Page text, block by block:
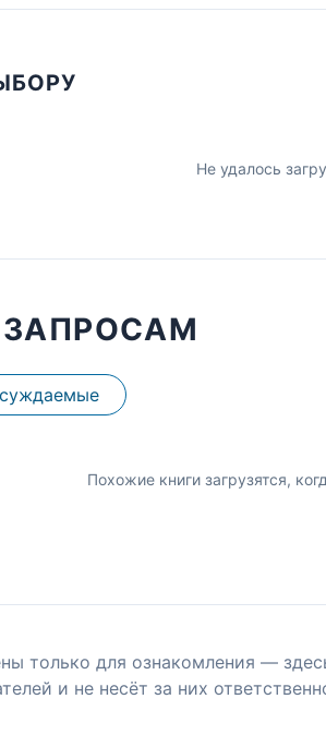
Не удалось
Похожие книги загрузятся,
только для ознакомления —
и не несёт за них